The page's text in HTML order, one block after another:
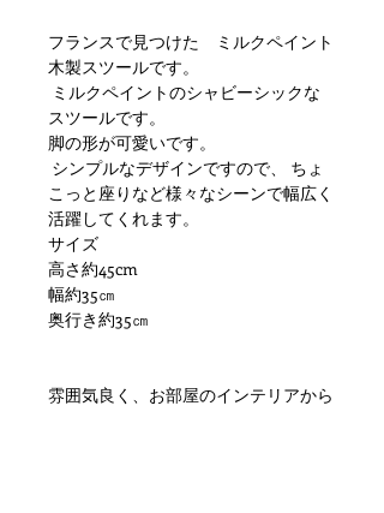
フランスで見つけた ミルクペイント
木製スツールです。
ミルクペイントのシャビーシックな
スツールです。
脚の形が可愛いです。
シンプルなデザインですので、 ちょ
こっと座りなど様々なシーンで幅広く
活躍してくれます。
サイズ
高さ約45cm
幅約35㎝
奥行き約35㎝
雰囲気良く、お部屋のインテリアから